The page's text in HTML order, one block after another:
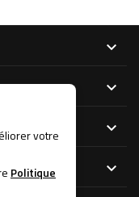




votre
Politique